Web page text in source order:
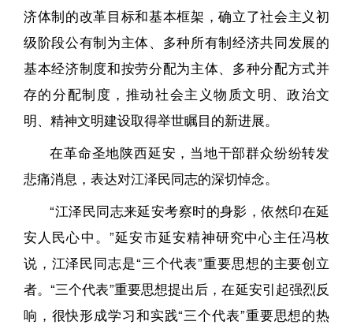
济体制的改革目标和基本框架，确立了社会主义初
级阶段公有制为主体、多种所有制经济共同发展的
基本经济制度和按劳分配为主体、多种分配方式并
存的分配制度，推动社会主义物质文明、政治文
明、精神文明建设取得举世瞩目的新进展。
在革命圣地陕西延安，当地干部群众纷纷转发
悲痛消息，表达对江泽民同志的深切悼念。
“江泽民同志来延安考察时的身影，依然印在延
安人民心中。”延安市延安精神研究中心主任冯枚
说，江泽民同志是“三个代表”重要思想的主要创立
者。“三个代表”重要思想提出后，在延安引起强烈反
响，很快形成学习和实践“三个代表”重要思想的热